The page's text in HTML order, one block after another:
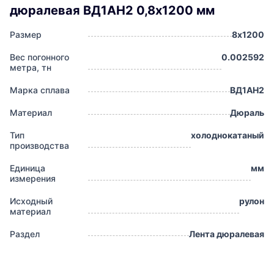
дюралевая ВД1АН2 0,8х1200 мм
Размер 8х1200
Вес погонного
метра, тн
0.002592
Марка сплава ВД1АН2
Материал Дюраль
Тип
производства
холоднокатаный
Единица
измерения
мм
Исходный
материал
рулон
Раздел Лента дюралевая